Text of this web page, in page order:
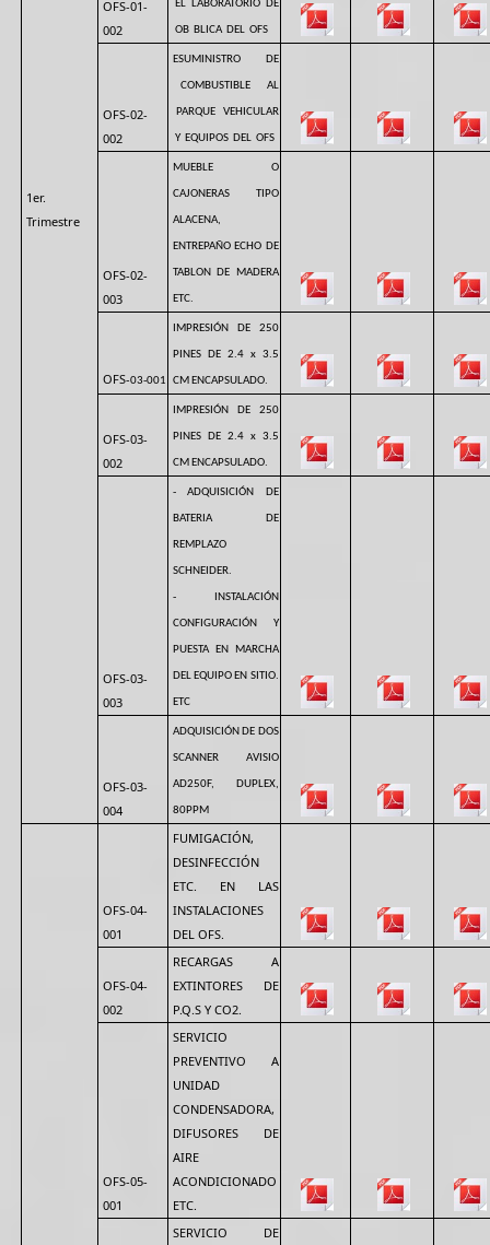
1er.
Trimestre
OFS-01-
002
EL LABORATORIO DE
OB BLICA DEL OFS
OFS-02-
002
ESUMINISTRO DE
COMBUSTIBLE AL
PARQUE VEHICULAR
Y EQUIPOS DEL OFS
OFS-02-
003
MUEBLE O
CAJONERAS TIPO
ALACENA,
ENTREPAÑO ECHO DE
TABLON DE MADERA
ETC.
OFS-03-001
IMPRESIÓN DE 250
PINES DE 2.4 x 3.5
CM ENCAPSULADO.
OFS-03-
002
IMPRESIÓN DE 250
PINES DE 2.4 x 3.5
CM ENCAPSULADO.
OFS-03-
003
- ADQUISICIÓN DE
BATERIA DE
REMPLAZO
SCHNEIDER.
- INSTALACIÓN
CONFIGURACIÓN Y
PUESTA EN MARCHA
DEL EQUIPO EN SITIO.
ETC
OFS-03-
004
ADQUISICIÓN DE DOS
SCANNER AVISIO
AD250F, DUPLEX,
80PPM
OFS-04-
001
FUMIGACIÓN,
DESINFECCIÓN
ETC. EN LAS
INSTALACIONES
DEL OFS.
OFS-04-
002
RECARGAS A
EXTINTORES DE
P.Q.S Y CO2.
OFS-05-
001
SERVICIO
PREVENTIVO A
UNIDAD
CONDENSADORA,
DIFUSORES DE
AIRE
ACONDICIONADO
ETC.
SERVICIO DE